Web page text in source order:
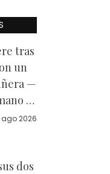
tras
un
—
a
ago 2026
dos